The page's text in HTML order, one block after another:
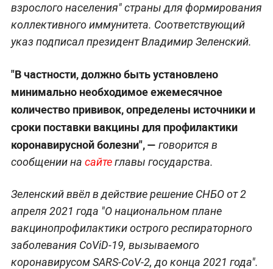
взрослого населения" страны для формирования
коллективного иммунитета. Соответствующий
указ подписал президент Владимир Зеленский.
"В частности, должно быть установлено
минимально необходимое ежемесячное
количество прививок, определены источники и
сроки поставки вакцины для профилактики
коронавирусной болезни", — говорится в
сообщении на сайтеглавы государства.
Зеленский ввёл в действие решение СНБО от 2
апреля 2021 года "О национальном плане
вакцинопрофилактики острого респираторного
заболевания CoViD-19, вызываемого
коронавирусом SARS-CoV-2, до конца 2021 года".